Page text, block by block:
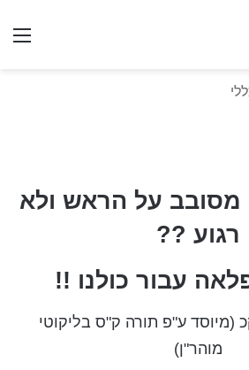
מסובב על הראש ולא
רגוע ??
עבור כולנו !!
(מיוסד ע"פ תורה ק"ס בליקוטי
מוהר"ן)